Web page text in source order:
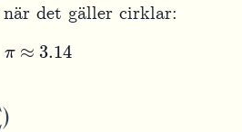
det gäller cirklar:
π≈3.14
)